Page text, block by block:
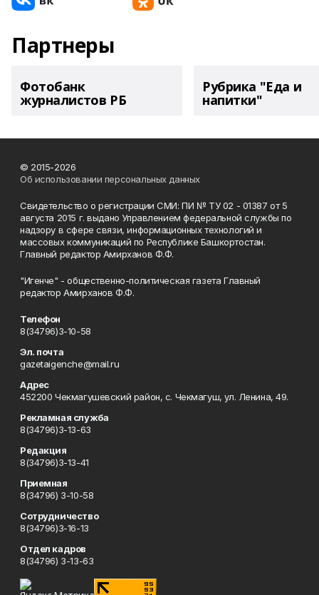
Партнеры
Фотобанк
журналистов РБ
Рубрика "Еда и
напитки"
© 2015-2026
Об использовании персональных данных
Свидетельство о регистрации СМИ: ПИ № ТУ 02 - 01387 от 5
августа 2015 г. выдано Управлением федеральной службы по
надзору в сфере связи, информационных технологий и
массовых коммуникаций по Республике Башкортостан.
Главный редактор Амирханов Ф.Ф.
"Игенче" - общественно-политическая газета Главный
редактор Амирханов Ф.Ф.
Телефон
8(34796)3-10-58
Эл. почта
gazetaigenche@mail.ru
Адрес
452200 Чекмагушевский район, с. Чекмагуш, ул. Ленина, 49.
Рекламная служба
8(34796)3-13-63
Редакция
8(34796)3-13-41
Приемная
8(34796) 3-10-58
Сотрудничество
8(34796)3-16-13
Отдел кадров
8(34796) 3-13-63